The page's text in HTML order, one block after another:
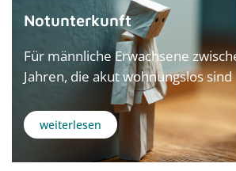
Notunterkunft
Für männliche Erwachsene
Jahren, die akut wohnungslos sind
weiterlesen